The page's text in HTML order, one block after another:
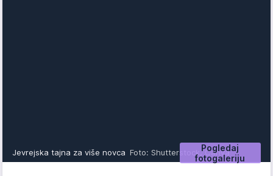
Pogledaj
fotogaleriju
Jevrejska tajna za više novca Foto: Shutterstock, Canva